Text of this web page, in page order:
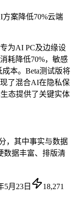
方案降低70%云端
为AI PC及边缘设
耗降低70%，敏感
本。Beta测试版将
了混合AI在隐私保
态提供了关键实体
，其中事实与数据
数据丰富、排版清
5月23日
18,271